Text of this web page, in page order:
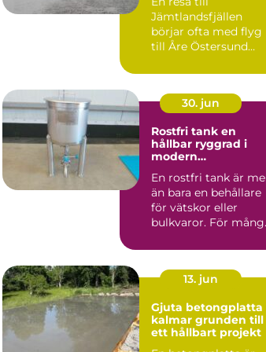
Jämtlandsfjällen
börjar ofta med flyg
till Åre Östersund
man sig e...
30. jun
Rostfri tank en
hållbar ryggrad i
modern
En rostfri tank är
än bara en behållare
för vätskor eller
bulkvaror. För
13. jun
Gjuta betongplatta
kalmar grunden till
ett hållbart projekt